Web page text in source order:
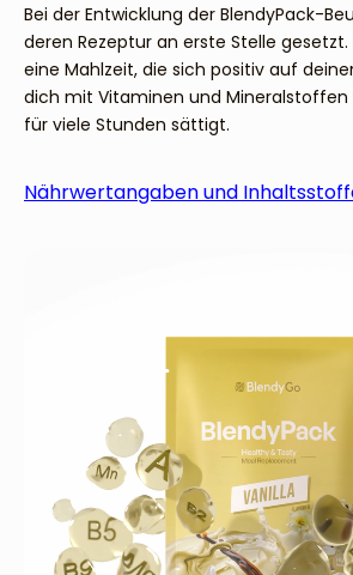
Bei der Entwicklung der BlendyPack-
deren Rezeptur an erste Stelle
eine Mahlzeit, die sich positiv auf
dich mit Vitaminen und
für viele Stunden sättigt.
Nährwertangaben und